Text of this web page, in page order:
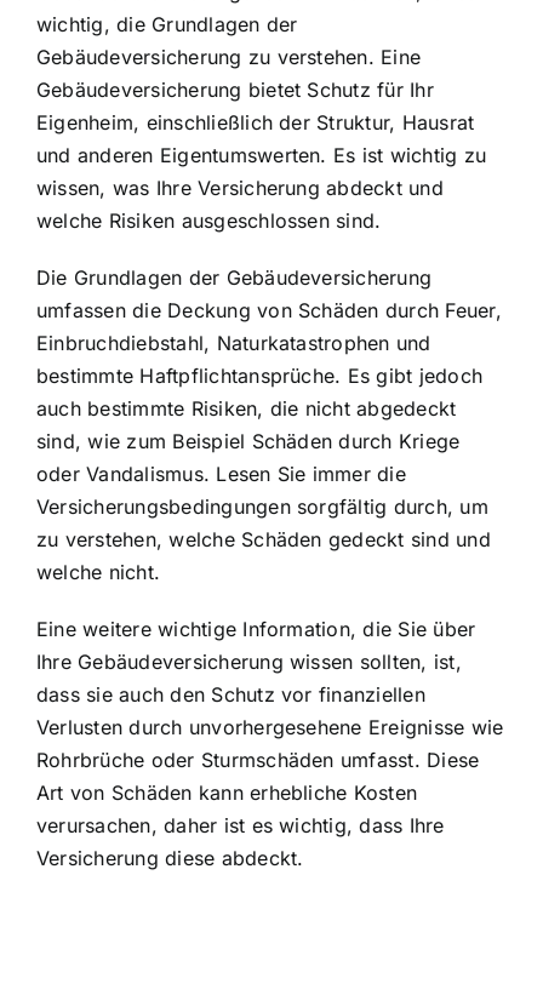
wichtig, die Grundlagen der
Gebäudeversicherung zu verstehen. Eine
Gebäudeversicherung bietet Schutz für Ihr
Eigenheim, einschließlich der Struktur, Hausrat
und anderen Eigentumswerten. Es ist wichtig zu
wissen, was Ihre Versicherung abdeckt und
welche Risiken ausgeschlossen sind.
Die Grundlagen der Gebäudeversicherung
umfassen die Deckung von Schäden durch Feuer,
Einbruchdiebstahl, Naturkatastrophen und
bestimmte Haftpflichtansprüche. Es gibt jedoch
auch bestimmte Risiken, die nicht abgedeckt
sind, wie zum Beispiel Schäden durch Kriege
oder Vandalismus. Lesen Sie immer die
Versicherungsbedingungen sorgfältig durch, um
zu verstehen, welche Schäden gedeckt sind und
welche nicht.
Eine weitere wichtige Information, die Sie über
Ihre Gebäudeversicherung wissen sollten, ist,
dass sie auch den Schutz vor finanziellen
Verlusten durch unvorhergesehene Ereignisse wie
Rohrbrüche oder Sturmschäden umfasst. Diese
Art von Schäden kann erhebliche Kosten
verursachen, daher ist es wichtig, dass Ihre
Versicherung diese abdeckt.